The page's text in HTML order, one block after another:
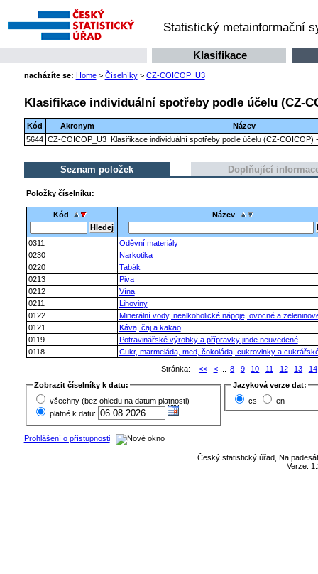
Statistický metainformační
Klasifikace
nacházíte se: Home> Číselníky> CZ-COICOP_U3
Klasifikace individuální spotřeby podle účelu (CZ-
Kód Akronym
Název
5644 CZ-COICOP_U3 Klasifikace individuální spotřeby podle účelu (CZ-COICOP)
Seznam položek Doplňující
Položky číselníku:
Kód Název
0311
Oděvní materiály
0230
Narkotika
0220
Tabák
0213
Piva
0212
Vína
0211
Lihoviny
0122
Minerální vody, nealkoholické nápoje, ovocné a
0121
Káva, čaj a kakao
0119
Potravinářské výrobky a přípravky jinde neuvedené
0118
Cukr, marmeláda, med, čokoláda, cukrovinky a
Stránka:
<< <... 8 9 10 11 12 13
14
Zobrazit číselníky k datu:
všechny (bez ohledu na datum platnosti)
platné k datu:
Jazyková verze dat:
cs
en
Prohlášení o přístupnosti
Český statistický úřad, Na
Verze: